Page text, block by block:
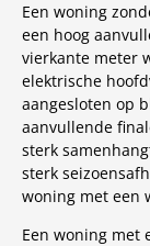
Een woning
een hoog
vierkante meter
elektrische
aangesloten op
aanvullende
sterk
sterk
woning met een
Een woning met